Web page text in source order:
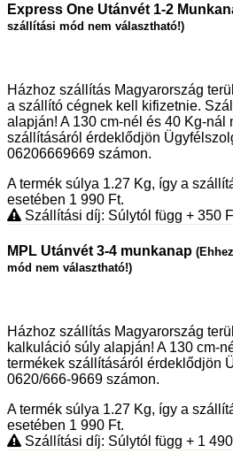
Express One Utánvét 1-2
szállítási mód nem választható!)
Házhoz szállítás Magyarország
a szállító cégnek kell kifizetnie.
alapján! A 130 cm-nél és 40 Kg-nál
szállításáról érdeklődjön
06206669669 számon.
A termék súlya 1.27 Kg, így a
esetében 1 990 Ft.
Szállítási díj: Súlytól függ + 350
MPL Utánvét 3-4 munkanap
mód nem választható!)
Házhoz szállítás Magyarország
kalkuláció súly alapján! A 130 cm-
termékek szállításáról érdeklődjön
0620/666-9669 számon.
A termék súlya 1.27 Kg, így a
esetében 1 990 Ft.
Szállítási díj: Súlytól függ + 1 490